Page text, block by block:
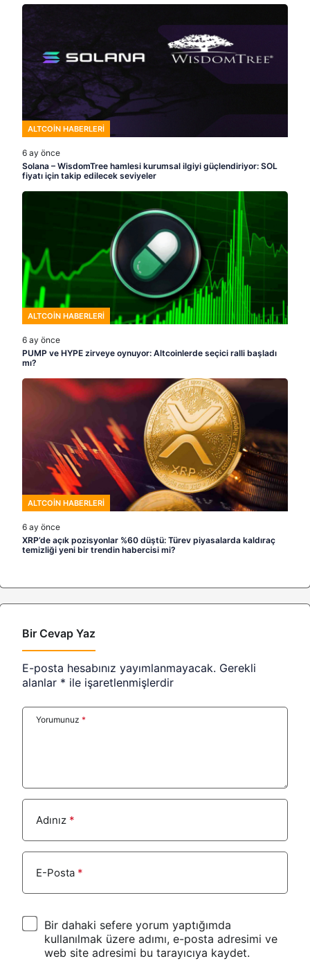
ALTCOIN HABERLERI
6 ay önce
Solana – WisdomTree hamlesi kurumsal ilgiyi güçlendiriyor: SOL
fiyatı için takip edilecek seviyeler
ALTCOIN HABERLERI
6 ay önce
PUMP ve HYPE zirveye oynuyor: Altcoinlerde seçici ralli başladı
mı?
ALTCOIN HABERLERI
6 ay önce
XRP’de açık pozisyonlar %60 düştü: Türev piyasalarda kaldıraç
temizliği yeni bir trendin habercisi mi?
Bir Cevap Yaz
E-posta hesabınız yayımlanmayacak. Gerekli
alanlar * ile işaretlenmişlerdir
Yorumunuz *
Adınız *
E-Posta *
Bir dahaki sefere yorum yaptığımda
kullanılmak üzere adımı, e-posta adresimi ve
web site adresimi bu tarayıcıya kaydet.